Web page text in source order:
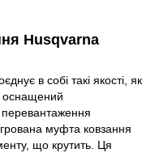
Husqvarna
в собі такі якості, як
оснащений
перевантаження
муфта ковзання
що крутить. Ця